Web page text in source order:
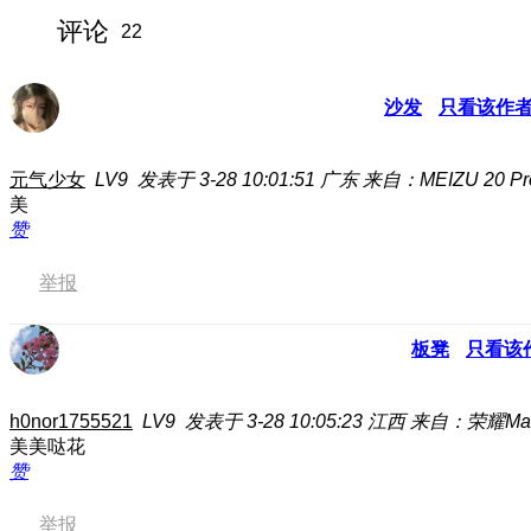
评论 22
沙发 只看该作
元气少女 LV9 发表于 3-28 10:01:51 广东 来自：MEIZU 20
美
赞
举报
板凳 只看该
h0nor1755521 LV9 发表于 3-28 10:05:23 江西 来自：荣耀
美美哒花
赞
举报